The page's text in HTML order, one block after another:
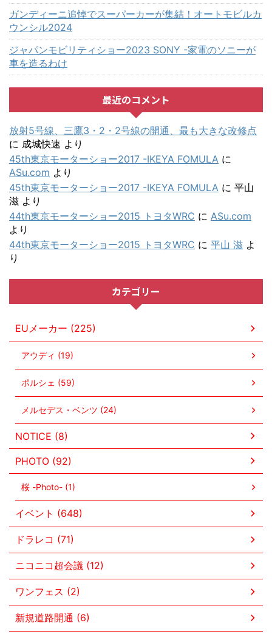
ガンディーニ追悼でスーパーカーが集結！オートモビルカ
ウンシル2024
ジャパンモビリティショー2023 SONY -家電のソニーが
車を造るわけ
最近のコメント
放射5号線、三鷹3・2・2号線の開通、最も大きな改修点
に 成城快速 より
45th東京モーターショー2017 -IKEYA FOMULA に
ASu.com より
45th東京モーターショー2017 -IKEYA FOMULA に 平山
滋 より
44th東京モーターショー2015 トヨタWRC に ASu.com
より
44th東京モーターショー2015 トヨタWRC に 平山 滋 よ
り
カテゴリー
EUメーカー (225)
アウディ (19)
ポルシェ (59)
メルセデス・ベンツ (24)
NOTICE (8)
PHOTO (92)
桜 -Photo- (1)
イベント (648)
ドラレコ (71)
ニコニコ超会議 (12)
ワンフェス (2)
新規道路開通 (6)